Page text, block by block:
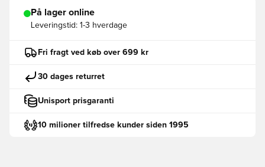
På lager online
Leveringstid: 1-3 hverdage
Fri fragt ved køb over 699 kr
30 dages returret
Unisport prisgaranti
10 milioner tilfredse kunder siden 1995